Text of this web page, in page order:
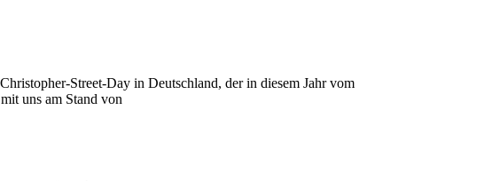
Street-Day in Deutschland, der in diesem Jahr vom
uns am Stand von